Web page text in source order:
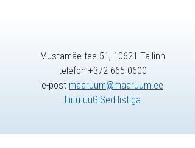
Mustamäe tee 51, 10621 Tallinn
telefon +372 665 0600
e-post maaruum@maaruum.ee
Liitu uuGISed listiga